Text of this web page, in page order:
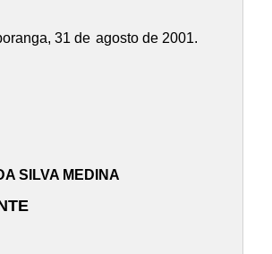
31 de agosto de 2001.
SILVA MEDINA